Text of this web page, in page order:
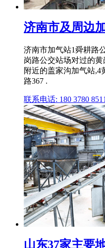
济南市及周边
济南市加气站1舜耕路
岗路公交站场对过的
附近的盖家沟加气站,4
路367 .
联系电话: 180 3780 8511
山东37家主要